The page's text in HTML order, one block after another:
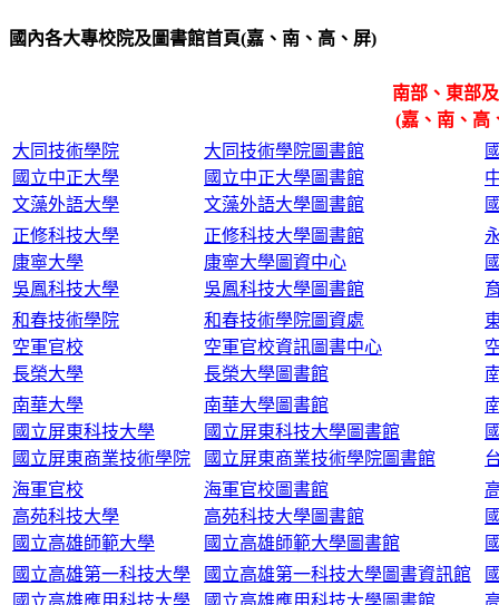
國內各大專校院及圖書館首頁(嘉、南、高、屏)
南部、東部
(嘉、南、高
大同技術學院
大同技術學院圖書館
國立中正大學
國立中正大學圖書館
文藻外語大學
文藻外語大學圖書館
正修科技大學
正修科技大學圖書館
康寧大學
康寧大學圖資中心
吳鳳科技大學
吳鳳科技大學圖書館
和春技術學院
和春技術學院圖資處
空軍官校
空軍官校資訊圖書中心
長榮大學
長榮大學圖書館
南華大學
南華大學圖書館
國立屏東科技大學
國立屏東科技大學圖書館
國立屏東商業技術學院
國立屏東商業技術學院圖書館
海軍官校
海軍官校圖書館
高苑科技大學
高苑科技大學圖書館
國立高雄師範大學
國立高雄師範大學圖書館
國立高雄第一科技大學
國立高雄第一科技大學圖書資訊館
國立高雄應用科技大學
國立高雄應用科技大學圖書館